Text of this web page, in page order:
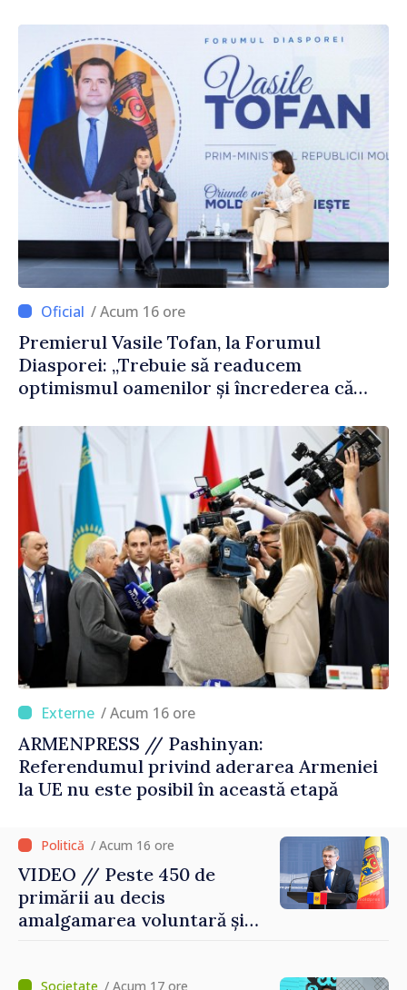
/ Acum 16 ore
Premierul Vasile Tofan, la Forumul
Diasporei: „Trebuie să readucem
optimismul oamenilor și încrederea că
corectă”
/ Acum 16 ore
ARMENPRESS // Pashinyan:
Referendumul privind aderarea Armeniei
la UE nu este posibil în această etapă
/ Acum 16 ore
VIDEO // Peste 450 de
primării au decis
amalgamarea voluntară și
/ Acum 17 ore